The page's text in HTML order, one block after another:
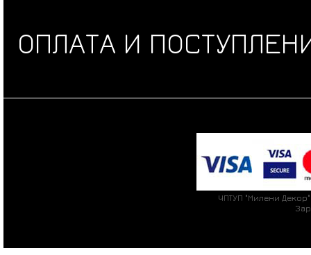
ОПЛАТА И
ЧПТУП "Милени